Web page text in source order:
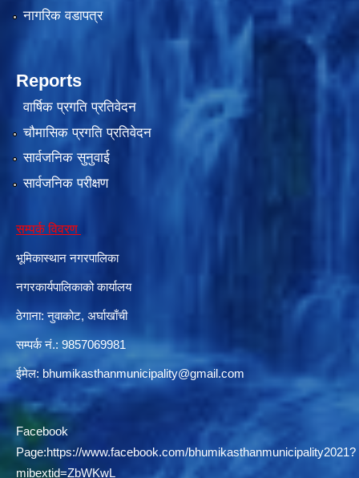
नागरिक वडापत्र
Reports
वार्षिक प्रगति प्रतिवेदन
चौमासिक प्रगति प्रतिवेदन
सार्वजनिक सुनुवाई
सार्वजनिक परीक्षण
सम्पर्क विवरण
भूमिकास्थान नगरपालिका
नगरकार्यपालिकाको कार्यालय
ठेगाना: नुवाकोट, अर्घाखाँची
सम्पर्क नं.: 9857069981
ईमेल: bhumikasthanmunicipality@gmail.com
Facebook
Page:https://www.facebook.com/bhumikasthanmunicipality2021?
mibextid=ZbWKwL